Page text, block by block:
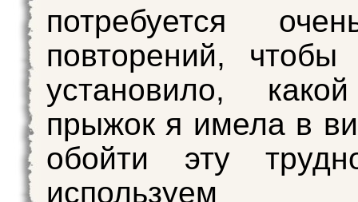
потребуется
повторений, чтобы
установило,
прыжок я имела в
обойти эту
используем